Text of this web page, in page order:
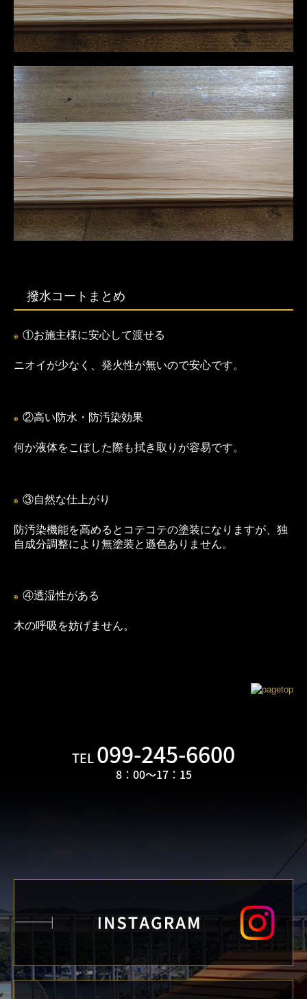
撥水コートまとめ
①お施主様に安心して渡せる
ニオイが少なく、発火性が無いので安心です。
②高い防水・防汚染効果
何か液体をこぼした際も拭き取りが容易です。
③自然な仕上がり
防汚染機能を高めるとコテコテの塗装になりますが、独
自成分調整により無塗装と遜色ありません。
④透湿性がある
木の呼吸を妨げません。
TEL099-245-6600
8：00～17： 15